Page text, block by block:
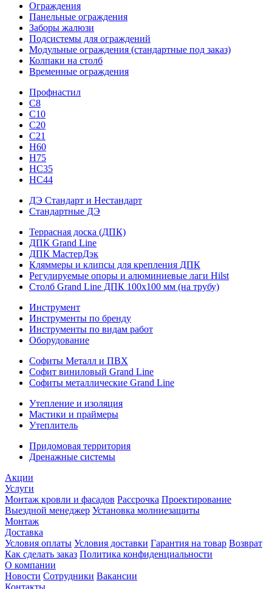
Ограждения
Панельные ограждения
Заборы жалюзи
Подсистемы для ограждений
Модульные ограждения (стандартные под заказ)
Колпаки на столб
Временные ограждения
Профнастил
С8
С10
С20
С21
H60
H75
HС35
НС44
ДЭ Стандарт и Нестандарт
Стандартные ДЭ
Террасная доска (ДПК)
ДПК Grand Line
ДПК МастерДэк
Кляммеры и клипсы для крепления ДПК
Регулируемые опоры и алюминиевые лаги Hilst
Столб Grand Line ДПК 100х100 мм (на трубу)
Инструмент
Инструменты по бренду
Инструменты по видам работ
Оборудование
Софиты Металл и ПВХ
Софит виниловый Grand Line
Софиты металлические Grand Line
Утепление и изоляция
Мастики и праймеры
Утеплитель
Придомовая территория
Дренажные системы
Акции
Услуги
Монтаж кровли и фасадов Рассрочка Проектирование
Выездной менеджер Установка молниезащиты
Монтаж
Доставка
Условия оплаты Условия доставки Гарантия на товар Возврат
Как сделать заказ Политика конфиденциальности
О компании
Новости Сотрудники Вакансии
Контакты